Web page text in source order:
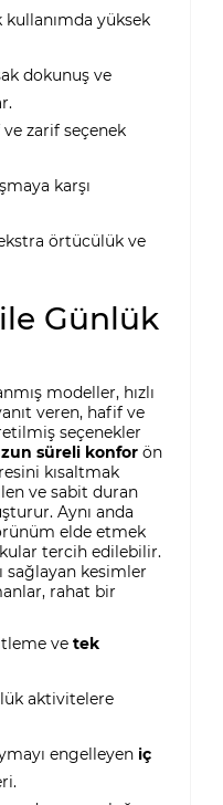
yüksek
dokunuş ve
zarif seçenek
karşı
örtücülük ve
Günlük
modeller, hızlı
veren, hafif ve
seçenekler
süreli konforön
kısaltmak
ve sabit duran
Aynı anda
elde etmek
tercih edilebilir.
sağlayan kesimler
rahat bir
ve tek
aktivitelere
engelleyen iç